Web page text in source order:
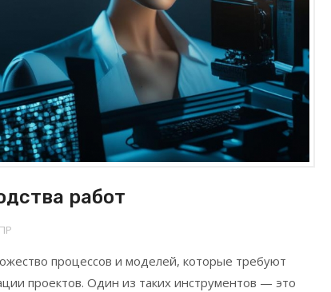
работ
процессов и моделей, которые требуют
проектов. Один из таких инструментов — это